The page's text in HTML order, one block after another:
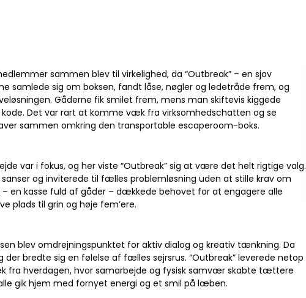
sammen blev til virkelighed, da “Outbreak” – en sjov
samlede sig om boksen, fandt låse, nøgler og ledetråde frem, og
Gåderne fik smilet frem, mens man skiftevis kiggede
Det var rart at komme væk fra virksomhedschatten og se
sammen omkring den transportable escaperoom-boks.
var i fokus, og her viste “Outbreak” sig at være det helt rigtige valg.
og inviterede til fælles problemløsning uden at stille krav om
en kasse fuld af gåder – dækkede behovet for at engagere alle
plads til grin og høje fem’ere.
blev omdrejningspunktet for aktiv dialog og kreativ tænkning. Da
der bredte sig en følelse af fælles sejrsrus. “Outbreak” leverede netop
fra hverdagen, hvor samarbejde og fysisk samvær skabte tættere
gik hjem med fornyet energi og et smil på læben.